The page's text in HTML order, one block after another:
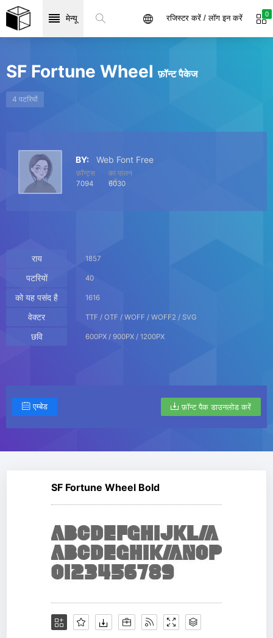
मेन्यू 0
रजिस्टर करें / लॉग इन करें
SF Fortune Wheelफ़ॉन्ट पैकेज
4 पटरियों
BY: Web Font Free
फ़ॉन्ट्स
7094
का पालन
करें
6030
राय 1857
पटरियों 40
को यह पसंद है 1616
वेक्टर TTF / OTF / WOFF / WOFF2 / SVG
छवि 600PX / 900PX / 1200PX
एम्बेड फ़ॉन्ट पैक डाउनलोड करें
SF Fortune Wheel Bold